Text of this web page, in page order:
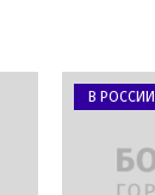
В РОССИИ